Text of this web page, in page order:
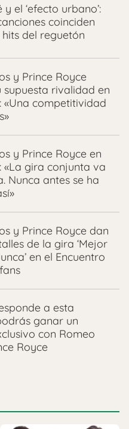
el ‘efecto urbano’:
coinciden
del reguetón
y Prince Royce
supuesta rivalidad en
«Una competitividad
y Prince Royce en
«La gira conjunta va
Nunca antes se ha
y Prince Royce dan
de la gira ‘Mejor
en el Encuentro
a esta
ganar un
con Romeo
Royce